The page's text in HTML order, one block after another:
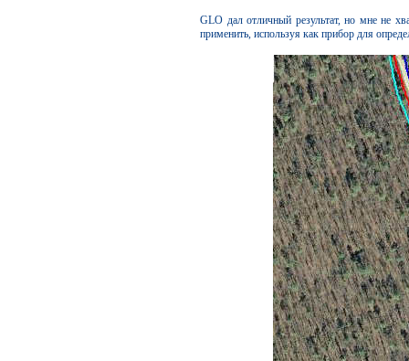
GLO дал отличный результат, но мне не
применить, используя как прибор для